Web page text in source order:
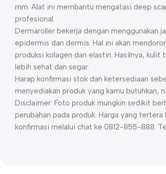
mm. Alat ini membantu mengatasi deep
profesional.
Dermaroller bekerja dengan menggunakan
epidermis dan dermis. Hal ini akan
produksi kolagen dan elastin. Hasilnya,
lebih sehat dan segar.
Harap konfirmasi stok dan ketersediaan
menyediakan produk yang kamu butuhkan,
Disclaimer: Foto produk mungkin sedikit
perubahan pada produk. Harga yang
konfirmasi melalui chat ke 0812-855-888.